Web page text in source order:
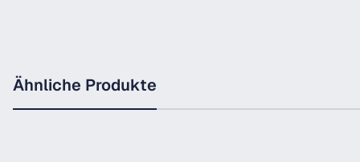
Ähnliche Produkte